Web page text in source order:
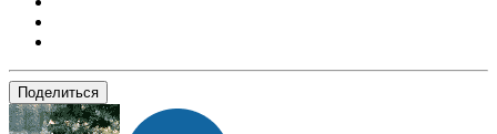
Поделиться